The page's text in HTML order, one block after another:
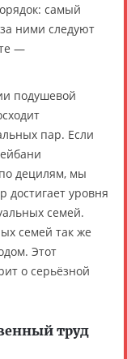
самый
ними следуют
—
подушевой
пар. Если
децилям, мы
достигает уровня
семей.
семей так же
Этот
о серьёзной
труд